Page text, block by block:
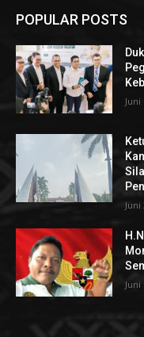
POPULAR POSTS
Juni
Juni
Juni